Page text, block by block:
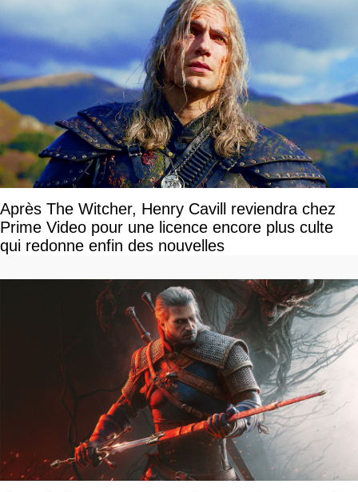
Après The Witcher, Henry Cavill reviendra chez
Prime Video pour une licence encore plus culte
qui redonne enfin des nouvelles